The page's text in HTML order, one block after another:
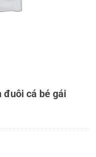
đuôi cá bé gái